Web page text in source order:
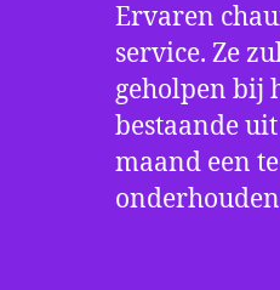
Ervaren
service. Ze
geholpen bij
bestaande
maand een